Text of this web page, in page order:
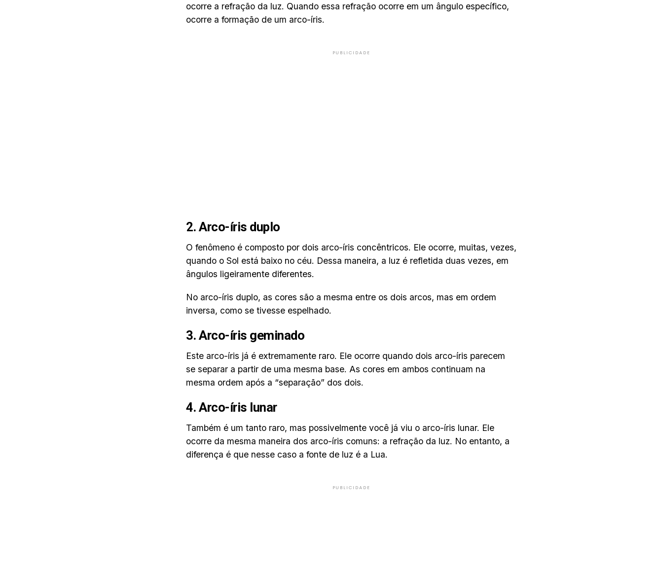
ocorre a refração da luz. Quando essa refração ocorre em um ângulo específico,
ocorre a formação de um arco-íris.
PUBLICIDADE
2. Arco-íris duplo
O fenômeno é composto por dois arco-íris concêntricos. Ele ocorre, muitas, vezes,
quando o Sol está baixo no céu. Dessa maneira, a luz é refletida duas vezes, em
ângulos ligeiramente diferentes.
No arco-íris duplo, as cores são a mesma entre os dois arcos, mas em ordem
inversa, como se tivesse espelhado.
3. Arco-íris geminado
Este arco-íris já é extremamente raro. Ele ocorre quando dois arco-íris parecem
se separar a partir de uma mesma base. As cores em ambos continuam na
mesma ordem após a “separação” dos dois.
4. Arco-íris lunar
Também é um tanto raro, mas possivelmente você já viu o arco-íris lunar. Ele
ocorre da mesma maneira dos arco-íris comuns: a refração da luz. No entanto, a
diferença é que nesse caso a fonte de luz é a Lua.
PUBLICIDADE